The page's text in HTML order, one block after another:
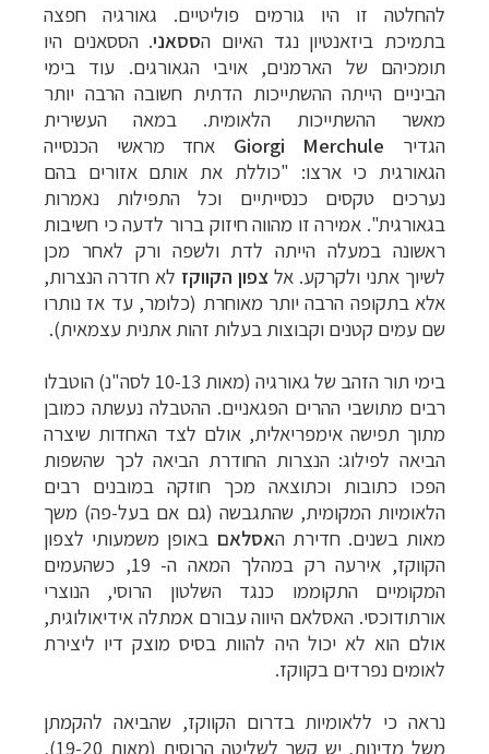
להחלטה זו היו גורמים פוליטיים. גאורגיה חפצה
בתמיכת ביזאנטיון נגד האיום הססאני. הססאנים היו
תומכיהם של הארמנים, אויבי הגאורגים. עוד בימי
הביניים הייתה ההשתייכות הדתית חשובה הרבה יותר
מאשר ההשתייכות הלאומית. במאה
העשירית
הגדיר Giorgi Merchule
אחד מראשי הכנסייה
הגאורגית כי ארצו: "כוללת את אותם אזורים בהם
נערכים טקסים כנסייתיים וכל התפילות נאמרות
בגאורגית". אמירה זו מהווה חיזוק ברור לדעה כי חשיבות
ראשונה במעלה הייתה לדת ולשפה ורק לאחר מכן
לשיוך אתני ולקרקע. אל צפון הקווקז לא חדרה הנצרות,
אלא בתקופה הרבה יותר מאוחרת (כלומר, עד אז נותרו
שם עמים קטנים וקבוצות בעלות זהות אתנית עצמאית).
בימי תור הזהב של גאורגיה (
מאות 10-13 לסה"נ) הוטבלו
רבים מתושבי ההרים הפגאניים. ההטבלה נעשתה כמובן
מתוך תפישה אימפריאלית, אולם לצד האחדות שיצרה
הביאה לפילוג: הנצרות החודרת הביאה לכך שהשפות
הפכו כתובות וכתוצאה מכך חוזקה במובנים רבים
הלאומיות המקומית, שהתגבשה (גם אם בעל-פה) משך
מאות בשנים. חדירת האסלאם באופן משמעותי לצפון
הקווקז, אירעה רק
במהלך המאה ה- 19, כשהעמים
המקומיים התקוממו כנגד השלטון הרוסי, הנוצרי
אורתודוכסי. האסלאם היווה עבורם אמתלה אידיאולוגית,
אולם הוא לא יכול היה להוות בסיס מוצק דיו ליצירת
לאומים נפרדים בקווקז.
נראה כי ללאומיות בדרום הקווקז, שהביאה להקמתן
משל
מדינות, יש קשר לשליטה הרוסית (מאות 19-20),